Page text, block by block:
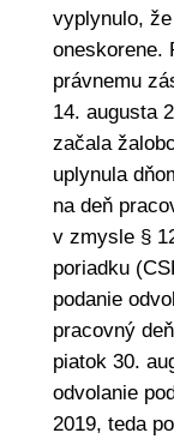
vyplynulo,
oneskorene.
právnemu
14. augusta
začala
uplynula
na deň
v zmysle §
poriadku
podanie
pracovný
piatok 30.
odvolanie
2019, teda